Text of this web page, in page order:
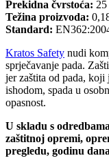
Prekidna čvrstoća:
Težina proizvoda:
Standard:
Kratos Safety nudi
sprječavanje pada.
jer zaštita od pada, koji
ishodom, spada u
opasnost.
U skladu s
zaštitnoj opremi,
pregledu, godinu